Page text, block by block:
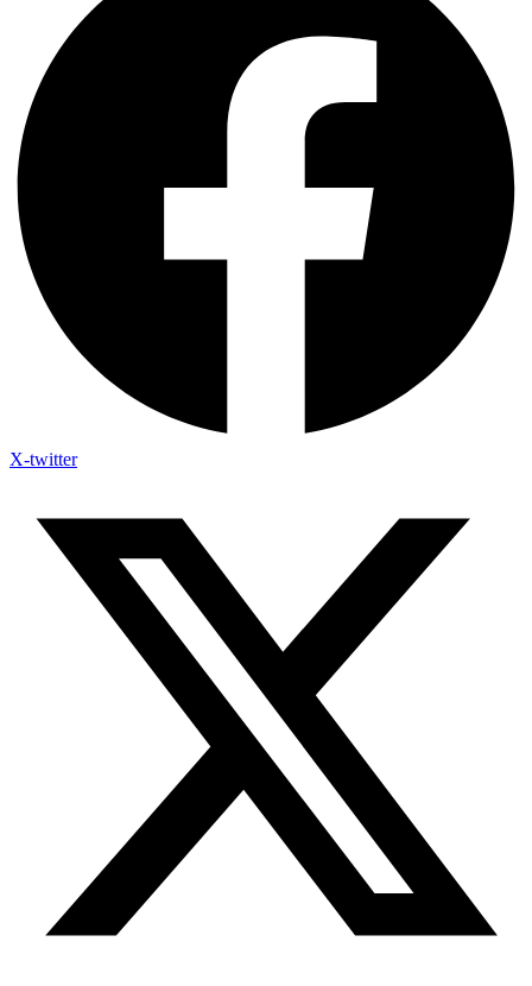
X-twitter